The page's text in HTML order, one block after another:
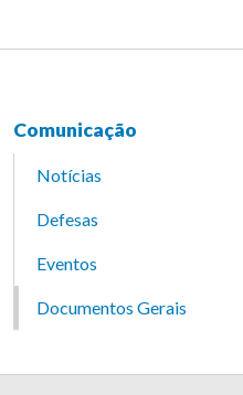
Comunicação
Notícias
Defesas
Eventos
Documentos Gerais